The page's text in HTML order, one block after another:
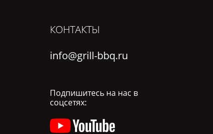
КОНТАКТЫ
info@grill-bbq.ru
Подпишитесь на нас в
соцсетях: